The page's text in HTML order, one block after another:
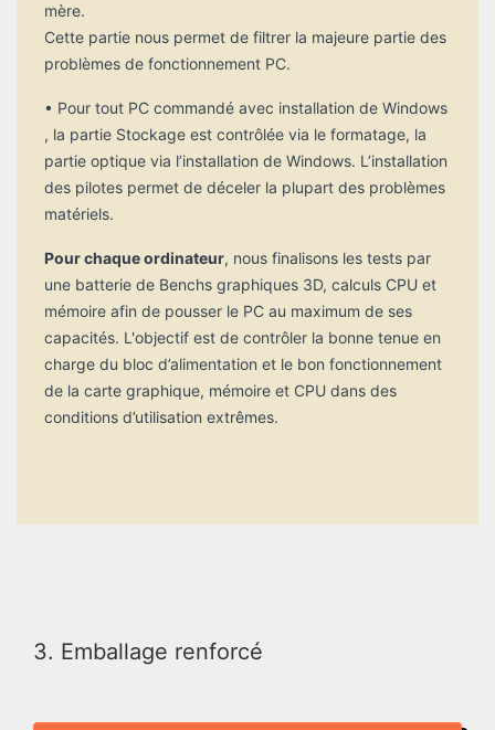
mère.
Cette partie nous permet de filtrer la majeure partie des
problèmes de fonctionnement PC.
• Pour tout PC commandé avec installation de Windows
, la partie Stockage est contrôlée via le formatage, la
partie optique via l’installation de Windows. L’installation
des pilotes permet de déceler la plupart des problèmes
matériels.
Pour chaque ordinateur, nous finalisons les tests par
une batterie de Benchs graphiques 3D, calculs CPU et
mémoire afin de pousser le PC au maximum de ses
capacités. L'objectif est de contrôler la bonne tenue en
charge du bloc d’alimentation et le bon fonctionnement
de la carte graphique, mémoire et CPU dans des
conditions d’utilisation extrêmes.
3. Emballage renforcé